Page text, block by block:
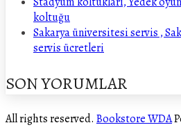
koltuğu
Sakarya üniversitesi servis ,
servis ücretleri
SON YORUMLAR
All rights reserved. Bookstore WDA